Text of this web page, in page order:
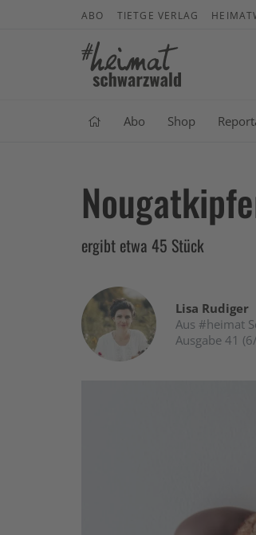
ABO TIETGE VERLAG
Abo Shop
ergibt etwa 45 Stück
Lisa Rudiger
Aus #heimat
Ausgabe 41